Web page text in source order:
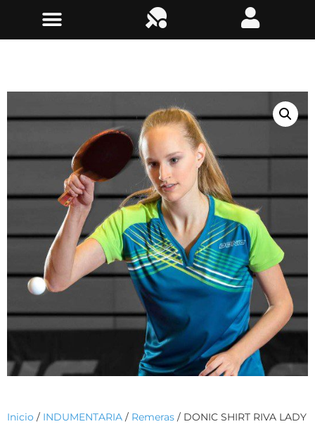
Inicio / INDUMENTARIA / Remeras / DONIC SHIRT RIVA LADY